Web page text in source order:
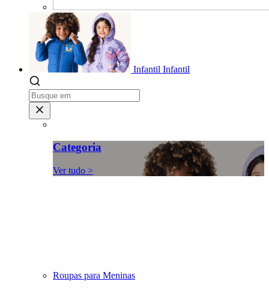
Infantil Infantil
Categoria
Ver tudo >
Roupas para Meninas